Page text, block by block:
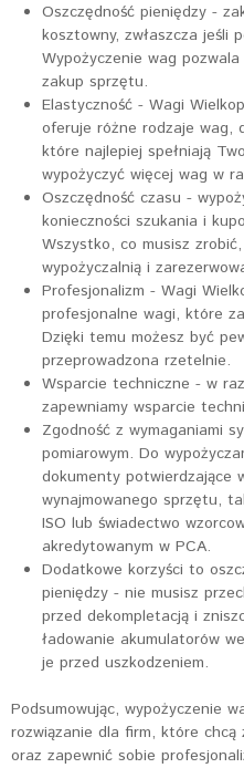
Oszczędność pieniędzy -
kosztowny, zwłaszcza jeśli
Wypożyczenie wag
zakup sprzętu.
Elastyczność - Wagi
oferuje różne rodzaje wag,
które najlepiej spełniają
wypożyczyć więcej wag w
Oszczędność czasu -
konieczności szukania i
Wszystko, co musisz
wypożyczalnią i
Profesjonalizm - Wagi
profesjonalne wagi, które
Dzięki temu możesz być
przeprowadzona rzetelnie.
Wsparcie techniczne - w
zapewniamy wsparcie
Zgodność z wymaganiami
pomiarowym. Do
dokumenty potwierdzające
wynajmowanego sprzętu,
ISO lub świadectwo
akredytowanym w PCA.
Dodatkowe korzyści to
pieniędzy - nie musisz
przed dekompletacją i
ładowanie akumulatorów
je przed uszkodzeniem.
Podsumowując, wypożyczenie
rozwiązanie dla firm, które chcą
oraz zapewnić sobie